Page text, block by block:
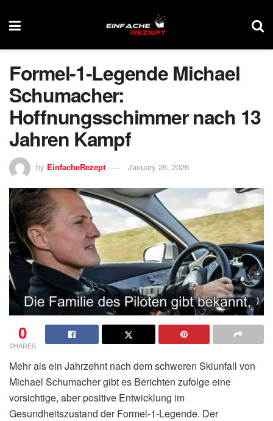
Formel-1-Legende Michael
Schumacher:
Hoffnungsschimmer nach 13
Jahren Kampf
by EinfacheRezept January 26, 2026
0
SHARES
Mehr als ein Jahrzehnt nach dem schweren Skiunfall von
Michael Schumacher gibt es Berichten zufolge eine
vorsichtige, aber positive Entwicklung im
Gesundheitszustand der Formel-1-Legende. Der